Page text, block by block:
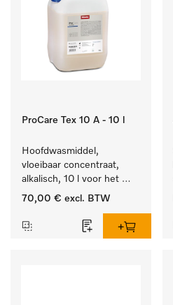
ProCare Tex 10 A - 10 l
Hoofdwasmiddel,
vloeibaar concentraat,
alkalisch, 10 l voor het
reinigen van wit wasgoed
70,00 € excl. BTW